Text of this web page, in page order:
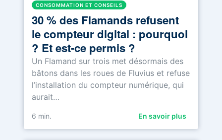
CONSOMMATION ET CONSEILS
30 % des Flamands refusent
le compteur digital : pourquoi
? Et est-ce permis ?
Un Flamand sur trois met désormais des
bâtons dans les roues de Fluvius et refuse
l’installation du compteur numérique, qui
aurait…
6 min. En savoir plus